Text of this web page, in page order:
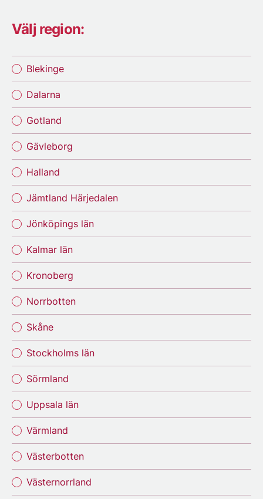
Välj region:
Blekinge
Dalarna
Gotland
Gävleborg
Halland
Jämtland Härjedalen
Jönköpings län
Kalmar län
Kronoberg
Norrbotten
Skåne
Stockholms län
Sörmland
Uppsala län
Värmland
Västerbotten
Västernorrland